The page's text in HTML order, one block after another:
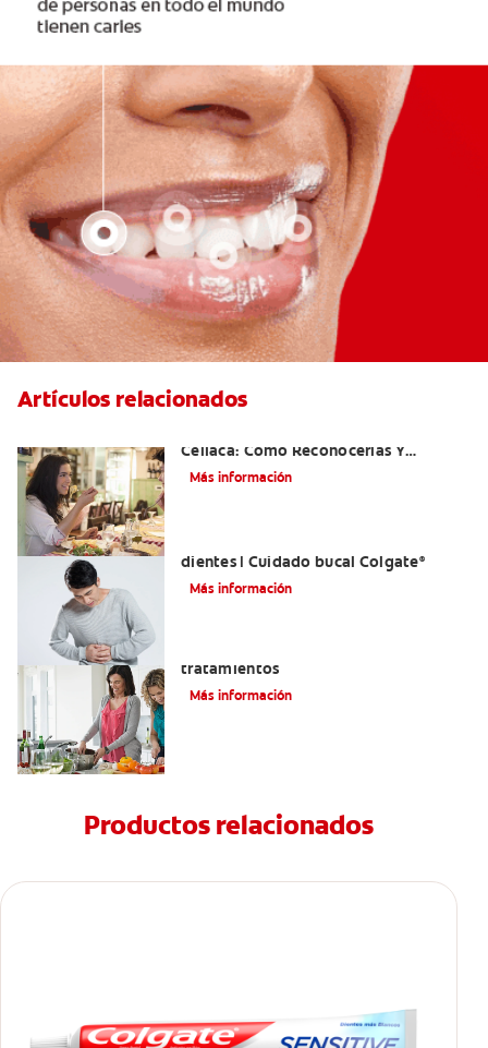
Artículos relacionados
Celíaca: Cómo Reconocerlas Y
Tratarlas
Más información
dientes | Cuidado bucal Colgate®
Más información
tratamientos
Más información
Productos relacionados